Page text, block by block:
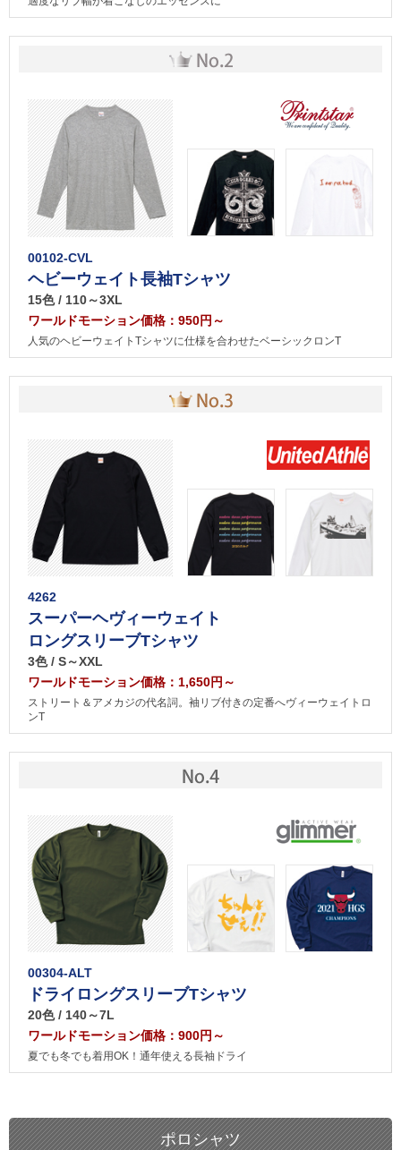
00102-CVL
ヘビーウェイト長袖Tシャツ
15色 / 110～3XL
ワールドモーション価格：950円～
人気のヘビーウェイトTシャツに仕様を合わせたベーシックロンT
4262
スーパーヘヴィーウェイト
ロングスリーブTシャツ
3色 / S～XXL
ワールドモーション価格：1,650円～
ストリート＆アメカジの代名詞。袖リブ付きの定番へヴィーウェイトロ
ンT
00304-ALT
ドライロングスリーブTシャツ
20色 / 140～7L
ワールドモーション価格：900円～
夏でも冬でも着用OK！通年使える長袖ドライ
ポロシャツ